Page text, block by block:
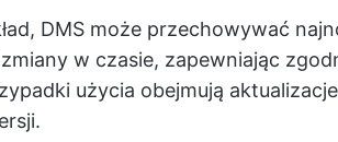
DMS może przechowywać
w czasie, zapewniając
użycia obejmują